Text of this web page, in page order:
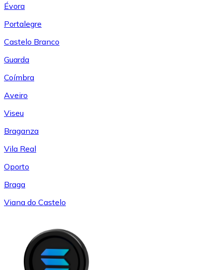
Évora
Portalegre
Castelo Branco
Guarda
Coímbra
Aveiro
Viseu
Braganza
Vila Real
Oporto
Braga
Viana do Castelo